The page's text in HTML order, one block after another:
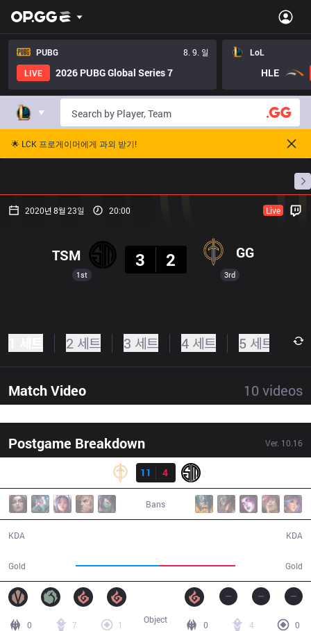
PUBG
8. 9. 일
LIVE
2026 PUBG Global Series 7
LoL
HLE
🌟 LCK 프로게이머에게 과외 받기!
프로빌
2020년 8월 23일 20:00 Live
1st
TSM
3
2 GG
3rd
2 세트 3 세트 4 세트 5 세트
Match Video 10 videos
Postgame Breakdown Ver. 10.16
11
4
Bans
KDA
Gold Gold
KDA
0 7
1
0 4
0
Object